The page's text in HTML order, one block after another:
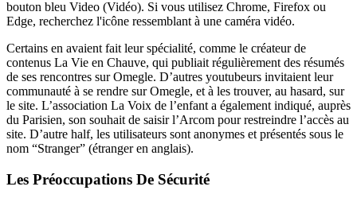
bouton bleu Video (Vidéo). Si vous utilisez Chrome, Firefox ou
Edge, recherchez l'icône ressemblant à une caméra vidéo.
Certains en avaient fait leur spécialité, comme le créateur de
contenus La Vie en Chauve, qui publiait régulièrement des résumés
de ses rencontres sur Omegle. D’autres youtubeurs invitaient leur
communauté à se rendre sur Omegle, et à les trouver, au hasard, sur
le site. L’association La Voix de l’enfant a également indiqué, auprès
du Parisien, son souhait de saisir l’Arcom pour restreindre l’accès au
site. D’autre half, les utilisateurs sont anonymes et présentés sous le
nom “Stranger” (étranger en anglais).
Les Préoccupations De Sécurité